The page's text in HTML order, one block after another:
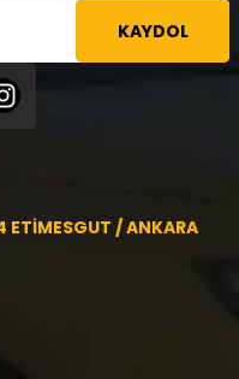
KAYDOL
ETİMESGUT / ANKARA